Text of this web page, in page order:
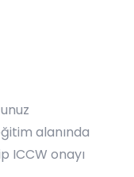
alanında
ICCW onayı